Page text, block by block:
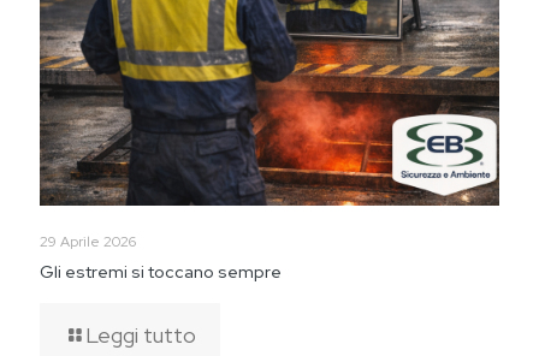
29 Aprile 2026
Gli estremi si toccano sempre
Leggi tutto